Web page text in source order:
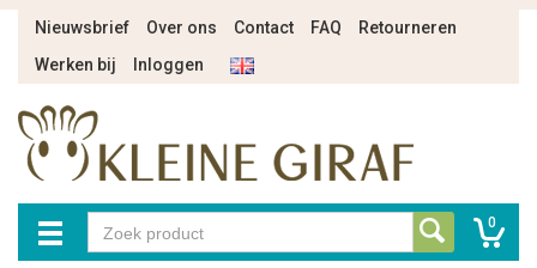
Nieuwsbrief Over ons Contact FAQ
Retourneren
Werken bij
Inloggen
0